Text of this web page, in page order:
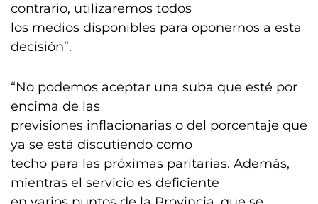
contrario, utilizaremos todos
los medios disponibles para oponernos a esta
decisión”.
“No podemos aceptar una suba que esté por
encima de las
previsiones inflacionarias o del porcentaje que
ya se está discutiendo como
techo para las próximas paritarias. Además,
mientras el servicio es deficiente